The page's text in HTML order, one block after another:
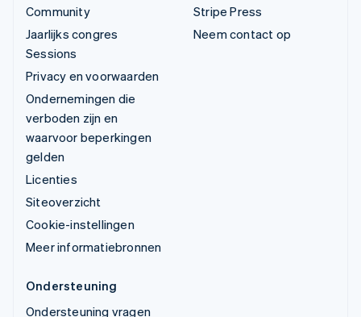
Community
Jaarlijks congres
Sessions
Privacy en voorwaarden
Ondernemingen die
verboden zijn en
waarvoor beperkingen
gelden
Licenties
Siteoverzicht
Cookie-instellingen
Meer informatiebronnen
Stripe Press
Neem contact op
Ondersteuning
Ondersteuning vragen